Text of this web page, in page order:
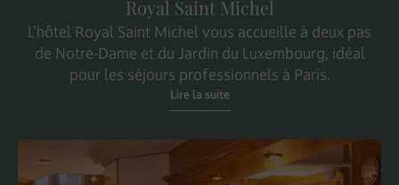
Royal Saint Michel
L’hôtel Royal Saint Michel vous accueille à deux pas
de Notre-Dame et du Jardin du Luxembourg, idéal
pour les séjours professionnels à Paris.
Lire la suite